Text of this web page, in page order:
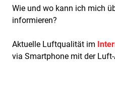
Wie und wo kann ich mich
informieren?
Aktuelle Luftqualität im
via Smartphone mit der